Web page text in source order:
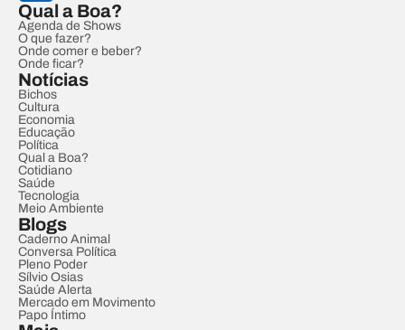
Qual a Boa?
Agenda de Shows
O que fazer?
Onde comer e beber?
Onde ficar?
Notícias
Bichos
Cultura
Economia
Educação
Política
Qual a Boa?
Cotidiano
Saúde
Tecnologia
Meio Ambiente
Blogs
Caderno Animal
Conversa Política
Pleno Poder
Sílvio Osias
Saúde Alerta
Mercado em Movimento
Papo Íntimo